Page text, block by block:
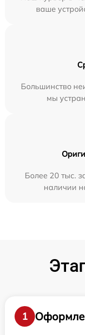
ваше
Большинство
мы
Более 20 тыс.
наличии
1